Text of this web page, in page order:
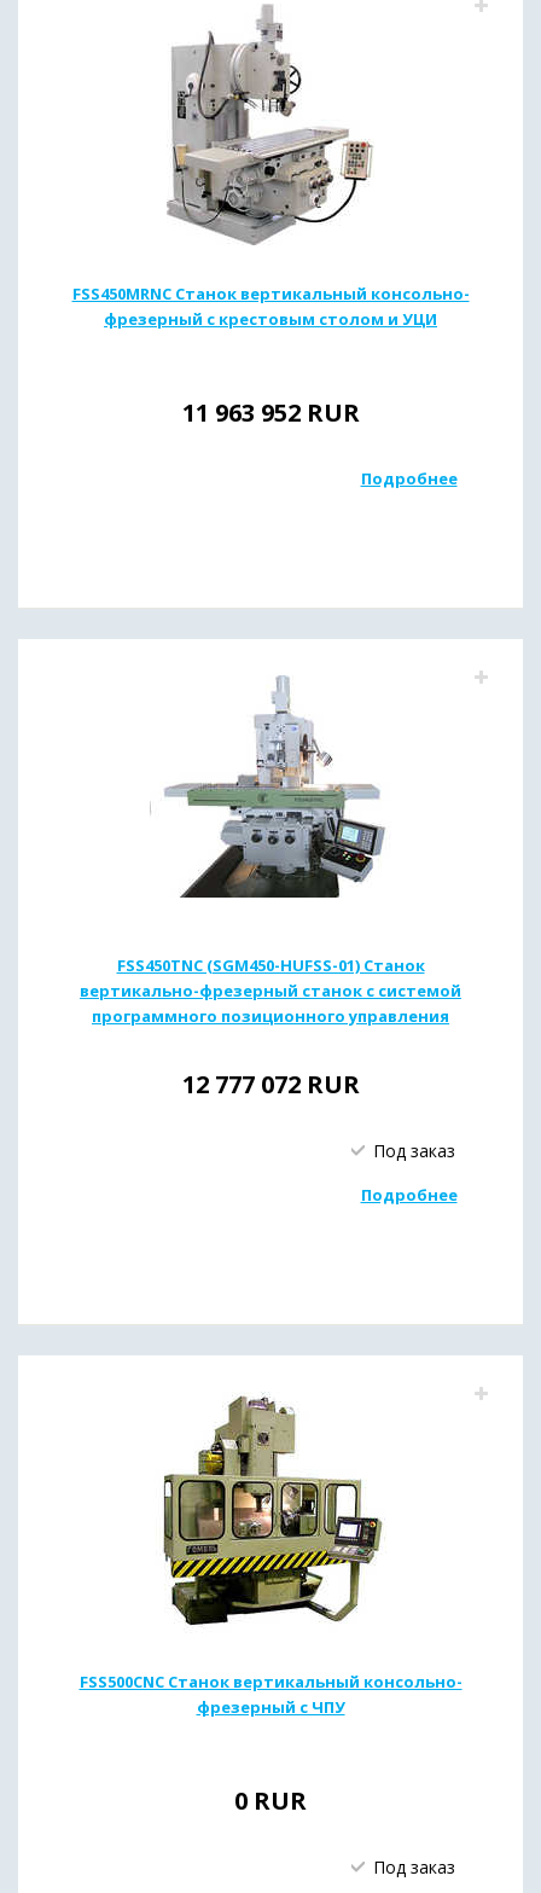
FSS450MRNC Станок вертикальный консольно-
фрезерный с крестовым столом и УЦИ
11 963 952 RUR
Подробнее
FSS450TNС (SGM450-HUFSS-01) Станок
вертикально-фрезерный станок с системой
программного позиционного управления
12 777 072 RUR
Под заказ
Подробнее
FSS500CNC Станок вертикальный консольно-
фрезерный с ЧПУ
0 RUR
Под заказ